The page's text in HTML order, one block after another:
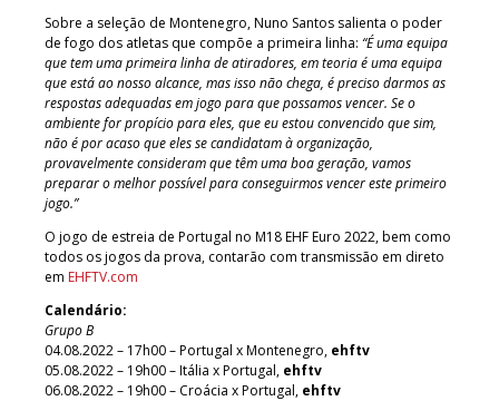
Sobre a seleção de Montenegro, Nuno Santos salienta o poder
de fogo dos atletas que compõe a primeira linha: “É uma equipa
que tem uma primeira linha de atiradores, em teoria é uma equipa
que está ao nosso alcance, mas isso não chega, é preciso darmos as
respostas adequadas em jogo para que possamos vencer. Se o
ambiente for propício para eles, que eu estou convencido que sim,
não é por acaso que eles se candidatam à organização,
provavelmente consideram que têm uma boa geração, vamos
preparar o melhor possível para conseguirmos vencer este primeiro
jogo.”
O jogo de estreia de Portugal no M18 EHF Euro 2022, bem como
todos os jogos da prova, contarão com transmissão em direto
em EHFTV.com
Calendário:
Grupo B
04.08.2022 – 17h00 – Portugal x Montenegro, ehftv
05.08.2022 – 19h00 – Itália x Portugal, ehftv
06.08.2022 – 19h00 – Croácia x Portugal, ehftv